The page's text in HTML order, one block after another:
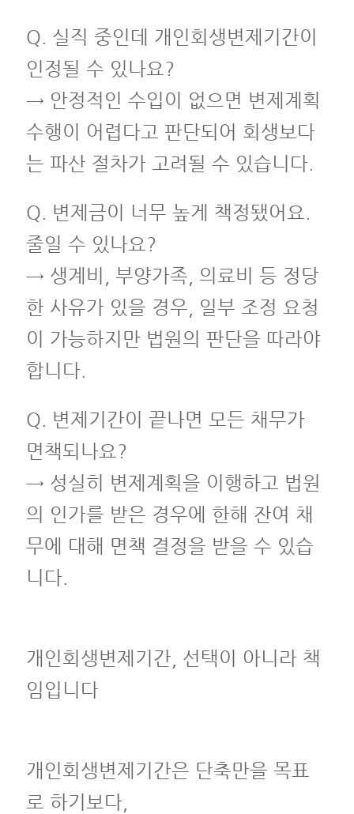
Q. 실직 중인데 개인회생변제기간이
인정될 수 있나요?
→ 안정적인 수입이 없으면 변제계획
수행이 어렵다고 판단되어 회생보다
는 파산 절차가 고려될 수 있습니다.
Q. 변제금이 너무 높게 책정됐어요.
줄일 수 있나요?
→ 생계비, 부양가족, 의료비 등 정당
한 사유가 있을 경우, 일부 조정 요청
이 가능하지만 법원의 판단을 따라야
합니다.
Q. 변제기간이 끝나면 모든 채무가
면책되나요?
→ 성실히 변제계획을 이행하고 법원
의 인가를 받은 경우에 한해 잔여 채
무에 대해 면책 결정을 받을 수 있습
니다.
개인회생변제기간, 선택이 아니라 책
임입니다
개인회생변제기간은 단축만을 목표
로 하기보다,